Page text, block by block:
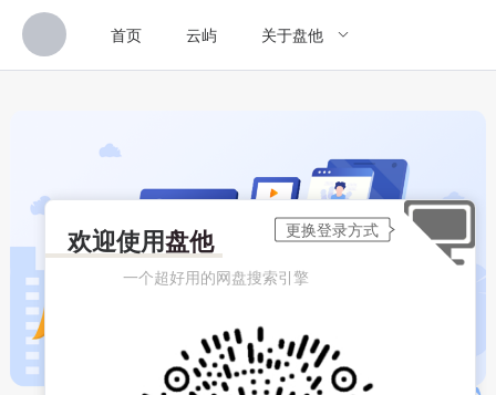
首页 云屿 关于盘他
欢迎使用盘他
一个超好用的网盘搜索引擎